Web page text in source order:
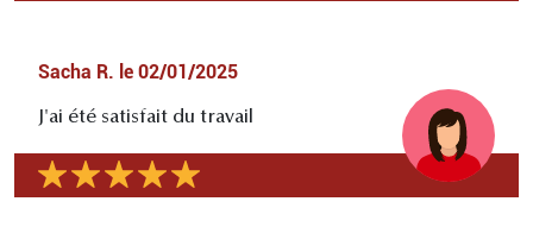
Sacha R. le 02/01/2025
J'ai été satisfait du travail